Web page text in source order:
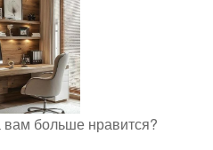
вам больше нравится?